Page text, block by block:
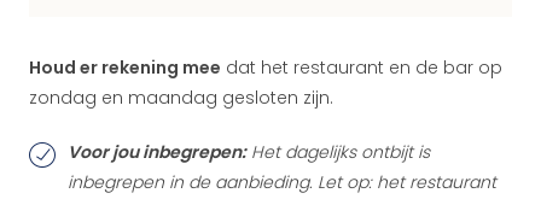
Houd er rekening mee dat het restaurant en de bar op
zondag en maandag gesloten zijn.
Voor jou inbegrepen:Het dagelijks ontbijt is
inbegrepen in de aanbieding. Let op: het restaurant